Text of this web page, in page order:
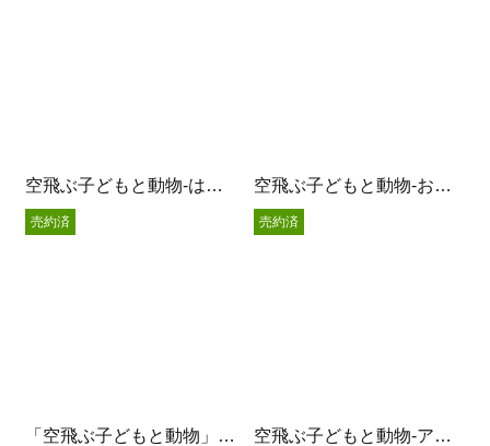
空飛ぶ子どもと動物-はっぱに乗って- 空飛ぶ子どもと動物-おやつの時間-
「空飛ぶ子どもと動物」Strawberry Tea
売約済
空飛ぶ子どもと動物-アッパレ分福-
売約済